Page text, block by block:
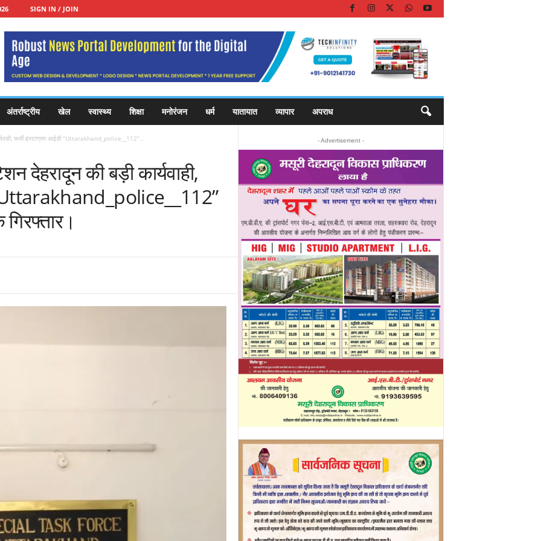
SIGN IN / JOIN
अंतर्राष्ट्रीय खेल स्वास्थ्य शिक्षा मनोरंजन धर्म यातायात व्यापार अपराध
फर्जी इंस्टाग्राम आईडी “Uttarakhand_police__112”...
देहरादून की बड़ी कार्यवाही,
- Advertisement -